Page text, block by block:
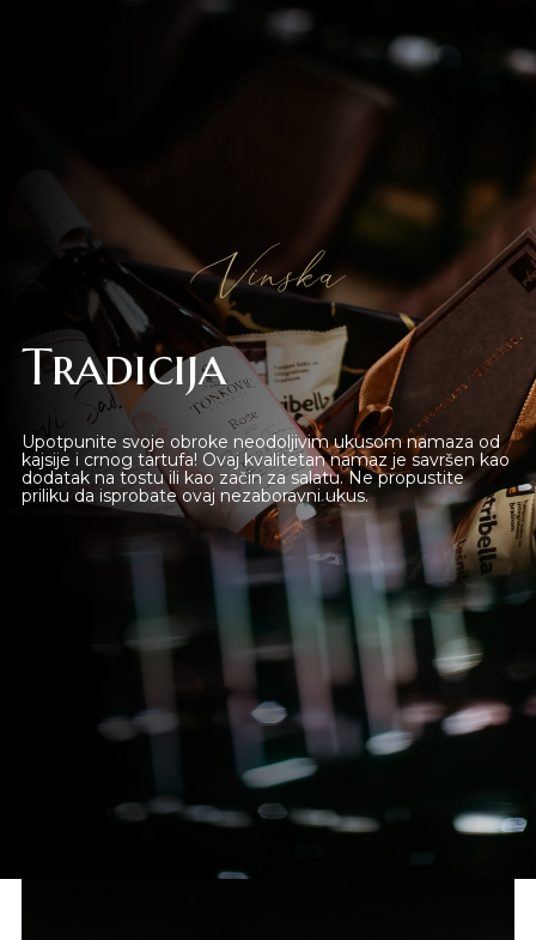
Online shop
Gift Shop
O nama
Deli Market
Lounge Bar
Kontakt
Vinska
Tradicija
Upotpunite svoje obroke neodoljivim ukusom namaza od
kajsije i crnog tartufa! Ovaj kvalitetan namaz je savršen kao
dodatak na tostu ili kao začin za salatu. Ne propustite
priliku da isprobate ovaj nezaboravni ukus.